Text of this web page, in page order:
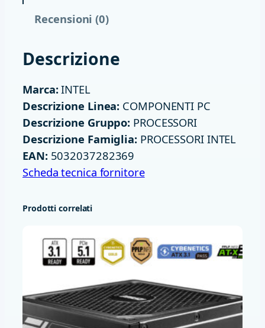
L
T
R
A
5
2
2
5
3
3
K
T
Recensioni (0)
Descrizione
Marca:INTEL
Descrizione Linea: COMPONENTI PC
Descrizione Gruppo: PROCESSORI
Descrizione Famiglia:PROCESSORI INTEL
EAN:5032037282369
Scheda tecnica fornitore
Prodotti correlati